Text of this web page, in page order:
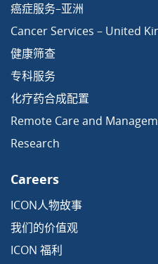
癌症服务–亚洲
Cancer Services – United
健康筛查
专科服务
化疗药合成配置
Remote Care and
Research
Careers
ICON人物故事
我们的价值观
ICON 福利